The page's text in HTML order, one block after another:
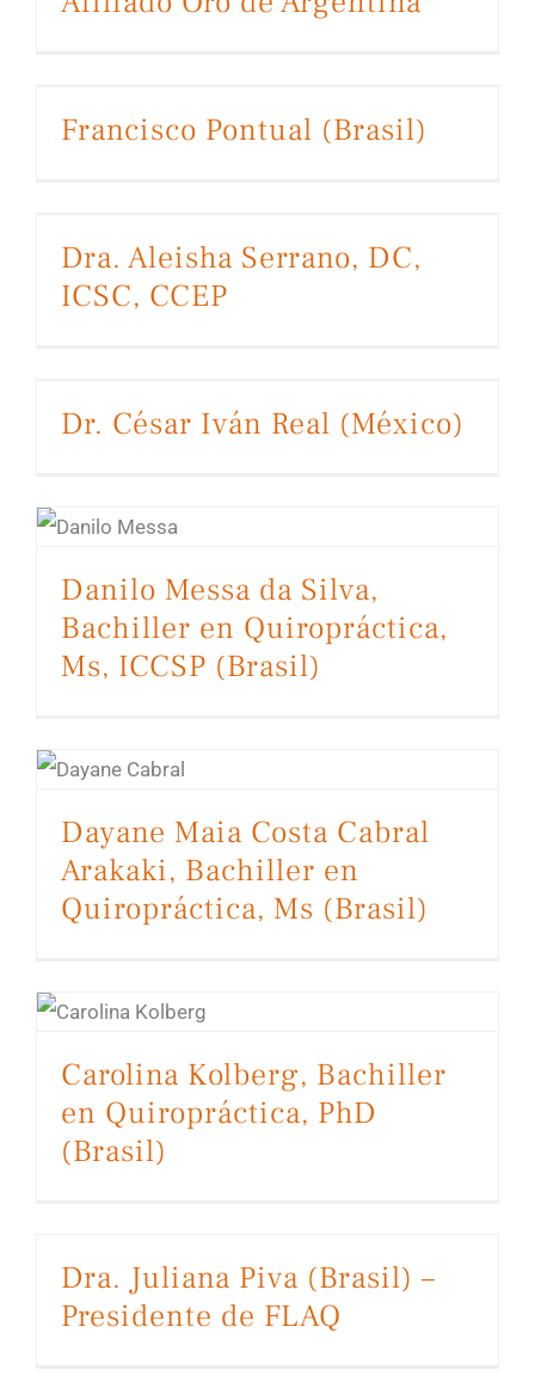
Francisco Pontual (Brasil)
Dra. Aleisha Serrano, DC,
ICSC, CCEP
Dr. César Iván Real (México)
Danilo Messa da Silva,
Bachiller en Quiropráctica,
Ms, ICCSP (Brasil)
Dayane Maia Costa Cabral
Arakaki, Bachiller en
Quiropráctica, Ms (Brasil)
Carolina Kolberg, Bachiller
en Quiropráctica, PhD
(Brasil)
Dra. Juliana Piva (Brasil) –
Presidente de FLAQ